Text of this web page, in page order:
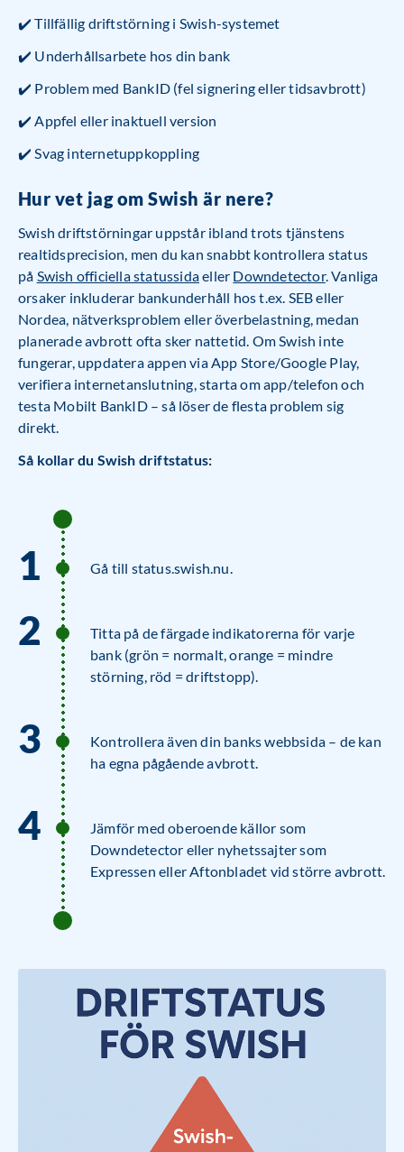
✔️ Tillfällig driftstörning i Swish-systemet
✔️ Underhållsarbete hos din bank
✔️ Problem med BankID (fel signering eller tidsavbrott)
✔️ Appfel eller inaktuell version
✔️ Svag internetuppkoppling
Hur vet jag om Swish är nere?
Swish driftstörningar uppstår ibland trots tjänstens
realtidsprecision, men du kan snabbt kontrollera status
på Swish officiella statussidaeller Downdetector. Vanliga
orsaker inkluderar bankunderhåll hos t.ex. SEB eller
Nordea, nätverksproblem eller överbelastning, medan
planerade avbrott ofta sker nattetid. Om Swish inte
fungerar, uppdatera appen via App Store/Google Play,
verifiera internetanslutning, starta om app/telefon och
testa Mobilt BankID – så löser de flesta problem sig
direkt.
Så kollar du Swish driftstatus:
Gå till status.swish.nu.
Titta på de färgade indikatorerna för varje
bank (grön = normalt, orange = mindre
störning, röd = driftstopp).
Kontrollera även din banks webbsida – de kan
ha egna pågående avbrott.
Jämför med oberoende källor som
Downdetector eller nyhetssajter som
Expressen eller Aftonbladet vid större avbrott.